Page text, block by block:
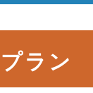
プラン